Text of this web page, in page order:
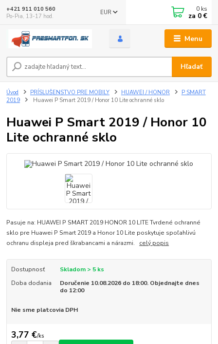
Menu
EUR
Hľadať
+421 911 010 560
Po-Pia, 13-17 hod.
0 ks
za 0 €
Úvod PRÍSLUŠENSTVO PRE MOBILY HUAWEI / HONOR
P SMART
2019
Huawei P Smart 2019 / Honor 10 Lite ochranné sklo
Huawei P Smart 2019 / Honor 10
Lite ochranné sklo
Pasuje na: HUAWEI P SMART 2019 HONOR 10 LITE Tvrdené ochranné
sklo pre Huawei P Smart 2019 a Honor 10 Lite poskytuje spoľahlivú
ochranu displeja pred škrabancami a nárazmi. celý popis
Dostupnosť
Skladom > 5 ks
Doba dodania
Doručenie 10.08.2026 do 18:00. Objednajte dnes
do 12:00
Nie sme platcovia DPH
3,77 €/ks